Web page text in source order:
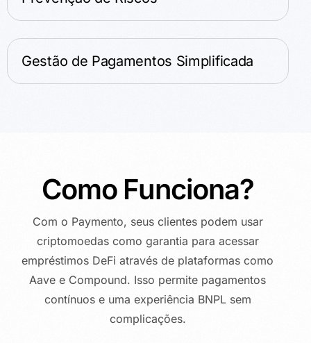
Gestão de Pagamentos Simplificada
Como Funciona?
Com o Paymento, seus clientes podem usar
criptomoedas como garantia para acessar
empréstimos DeFi através de plataformas como
Aave e Compound. Isso permite pagamentos
contínuos e uma experiência BNPL sem
complicações.